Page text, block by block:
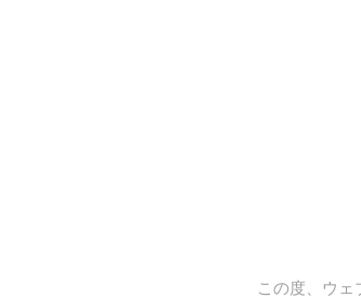
この度、ウ